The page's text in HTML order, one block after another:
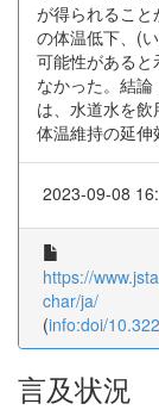
が得られるこ
の体温低下、(
可能性がある
なかった。結
は、水道水を飲
体温維持の延伸
2023-09-08
https://
char/ja/
(info:doi/
言及状況